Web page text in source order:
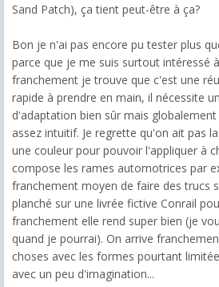
Sand Patch), ça tient peut-être à ça?
Bon je n'ai pas encore pu tester plus
parce que je me suis surtout intéressé
franchement je trouve que c'est une
rapide à prendre en main, il nécessite
d'adaptation bien sûr mais
assez intuitif. Je regrette qu'on ait pas
une couleur pour pouvoir l'appliquer à
compose les rames automotrices par
franchement moyen de faire des trucs
planché sur une livrée fictive Conrail
franchement elle rend super bien (je
quand je pourrai). On arrive
choses avec les formes pourtant
avec un peu d'imagination...